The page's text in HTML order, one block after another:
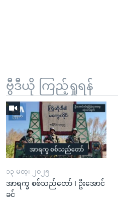
ဗွီဒီယို ကြည့်ရှုရန်
၁၃ မတ္၊ ၂၀၂၅
အာရက္ခ စစ်သည်တော် I ဦးအောင်
ခင်